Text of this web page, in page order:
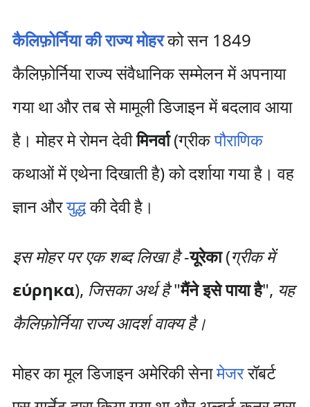
कैलिफ़ोर्निया की राज्य मोहरको सन 1849
कैलिफ़ोर्निया राज्य संवैधानिक सम्मेलन में अपनाया
गया था और तब से मामूली डिजाइन में बदलाव आया
है। मोहर मे रोमन देवीमिनर्वा(ग्रीकपौराणिक
कथाओं में एथेना दिखाती है) को दर्शाया गया है। वह
ज्ञान औरयुद्धकी देवी है।
इस मोहर पर एक शब्द लिखा है -यूरेका(ग्रीक में
εύρηκα), जिसका अर्थ है"मैंने इसे पाया है", यह
कैलिफ़ोर्निया राज्य आदर्श वाक्य है।
मोहर का मूल डिजाइन अमेरिकी सेनामेजररॉबर्ट